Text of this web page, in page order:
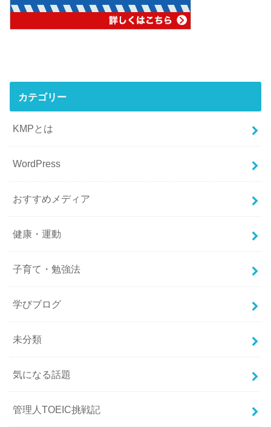
カテゴリー
KMPとは
WordPress
おすすめメディア
健康・運動
子育て・勉強法
学びブログ
未分類
気になる話題
管理人TOEIC挑戦記